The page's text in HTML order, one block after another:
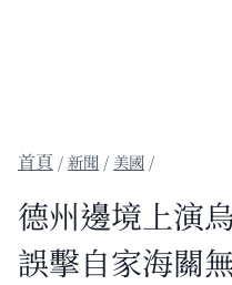
/新聞 / 美國 /
德州邊境上演
誤擊自家海關